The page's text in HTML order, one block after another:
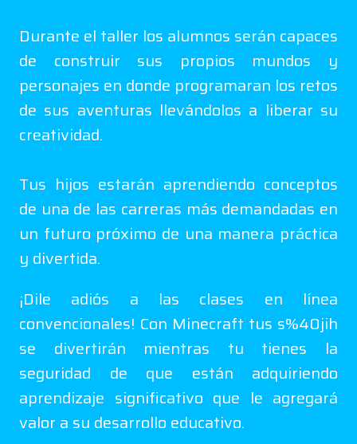
Durante el taller los alumnos serán capaces
de construir sus propios mundos y
personajes en donde programaran los retos
de sus aventuras llevándolos a liberar su
creatividad.
Tus hijos estarán aprendiendo conceptos
de una de las carreras más demandadas en
un futuro próximo de una manera práctica
y divertida.
¡Dile adiós a las clases en línea
convencionales! Con Minecraft tus s%40jih
se divertirán mientras tu tienes la
seguridad de que están adquiriendo
aprendizaje significativo que le agregará
valor a su desarrollo educativo.